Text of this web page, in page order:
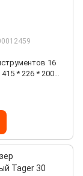
16
* 226 * 200